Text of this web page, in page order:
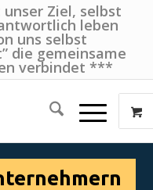
Ziel, selbst
leben
uns selbst
die gemeinsame
verbindet ***